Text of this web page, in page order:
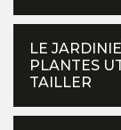
LE
PLANTES
TAILLER